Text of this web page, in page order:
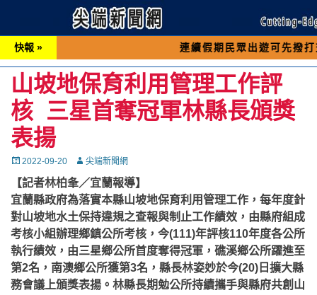
快報 » 連續假期民眾出遊可先撥打交通 「
山坡地保育利用管理工作評
核 三星首奪冠軍林縣長頒獎
表揚
Posted
2022-09-20 Autor尖端新聞網
【記者林柏夆／宜蘭報導】
宜蘭縣政府為落實本縣山坡地保育利用管理工作，每年度針
對山坡地水土保持違規之查報與制止工作績效，由縣府組成
考核小組辦理鄉鎮公所考核，今(111)年評核110年度各公所
執行績效，由三星鄉公所首度奪得冠軍，礁溪鄉公所躍進至
第2名，南澳鄉公所獲第3名，縣長林姿妙於今(20)日擴大縣
務會議上頒獎表揚。林縣長期勉公所持續攜手與縣府共創山